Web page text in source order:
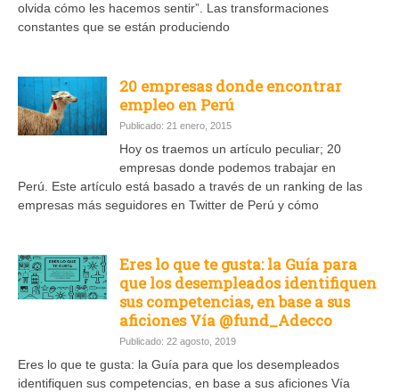
olvida cómo les hacemos sentir”. Las transformaciones
constantes que se están produciendo
20 empresas donde encontrar
empleo en Perú
Publicado: 21 enero, 2015
Hoy os traemos un artículo peculiar; 20
empresas donde podemos trabajar en
Perú. Este artículo está basado a través de un ranking de las
empresas más seguidores en Twitter de Perú y cómo
Eres lo que te gusta: la Guía para
que los desempleados identifiquen
sus competencias, en base a sus
aficiones Vía @fund_Adecco
Publicado: 22 agosto, 2019
Eres lo que te gusta: la Guía para que los desempleados
identifiquen sus competencias, en base a sus aficiones Vía